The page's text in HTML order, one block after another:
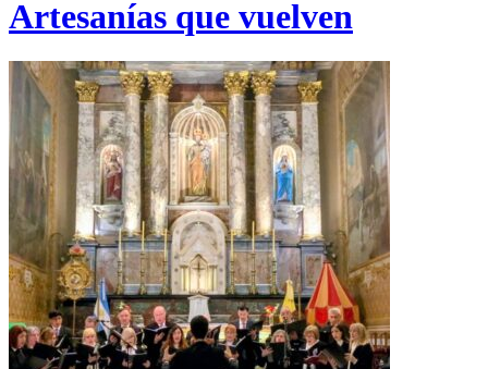
Artesanías que vuelven